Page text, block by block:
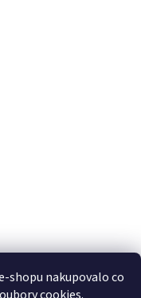
shopu nakupovalo co